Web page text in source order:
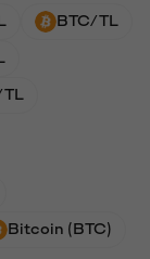
BTC/TL
TL
Bitcoin (BTC)